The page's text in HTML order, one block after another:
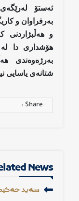
ئەستۆ لەرێگەی
بەرفراوان و
و
هۆشداری دا لە
بەرژەوەندی
شتانەی یاسایی
Share :
News
سەید